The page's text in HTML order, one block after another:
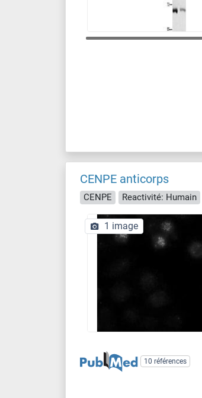
CENPE anticorps
CENPE Reactivité: Humain
1 image
10 références